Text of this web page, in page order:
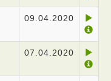
09.04.2020
07.04.2020